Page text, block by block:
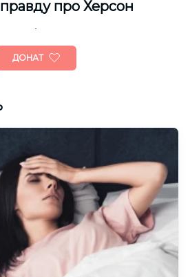
правду про Херсон
ДОНАТ